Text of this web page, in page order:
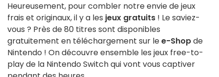
Heureusement, pour combler notre envie de jeux
frais et originaux, il y a les jeux gratuits ! Le saviez-
vous ? Près de 80 titres sont disponibles
gratuitement en téléchargement sur lee-Shopde
Nintendo ! On découvre ensemble les jeux free-to-
play de la Nintendo Switch qui vont vous captiver